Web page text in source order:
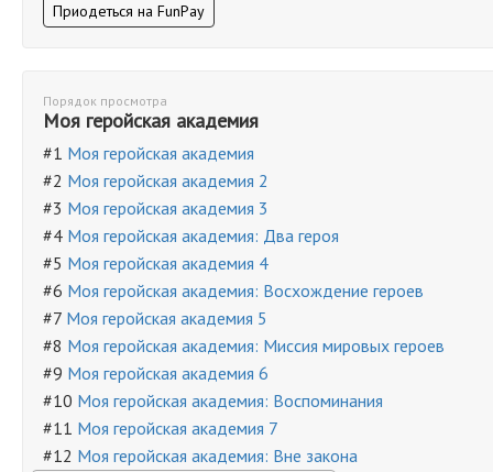
Приодеться на FunPay
Порядок просмотра
Моя геройская академия
#1 Моя геройская академия
#2 Моя геройская академия 2
#3 Моя геройская академия 3
#4 Моя геройская академия: Два героя
#5 Моя геройская академия 4
#6 Моя геройская академия: Восхождение героев
#7 Моя геройская академия 5
#8 Моя геройская академия: Миссия мировых героев
#9 Моя геройская академия 6
#10 Моя геройская академия: Воспоминания
#11 Моя геройская академия 7
#12 Моя геройская академия: Вне закона